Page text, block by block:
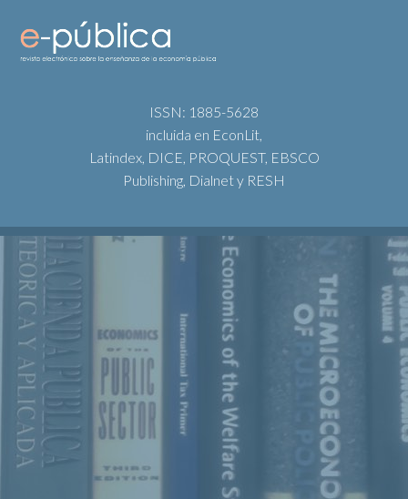
ISSN: 1885-5628
incluida en EconLit,
Latindex, DICE, PROQUEST, EBSCO
Publishing, Dialnet y RESH